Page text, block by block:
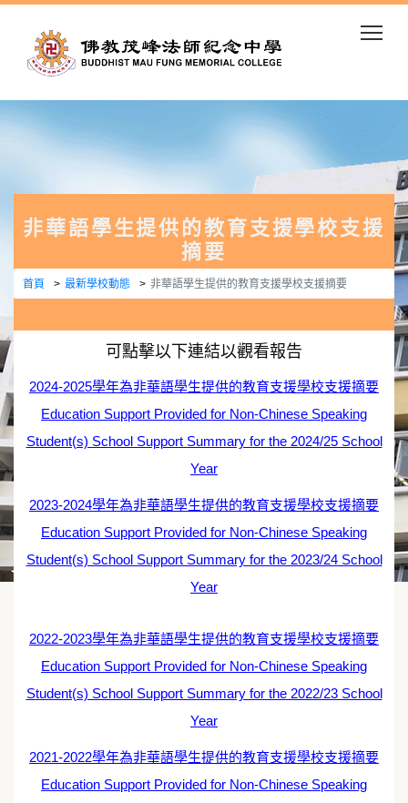
非華語學生提供的教育支援學校支援
摘要
首頁 最新學校動態 非華語學生提供的教育支援學校支援摘要
可點擊以下連結以觀看報告
2024-2025學年為非華語學生提供的教育支援學校支援摘要
Education Support Provided for Non-Chinese Speaking
Student(s) School Support Summary for the 2024/25 School
Year
2023-2024學年為非華語學生提供的教育支援學校支援摘要
Education Support Provided for Non-Chinese Speaking
Student(s) School Support Summary for the 2023/24 School
Year
2022-2023學年為非華語學生提供的教育支援學校支援摘要
Education Support Provided for Non-Chinese Speaking
Student(s) School Support Summary for the 2022/23 School
Year
2021-2022學年為非華語學生提供的教育支援學校支援摘要
Education Support Provided for Non-Chinese Speaking